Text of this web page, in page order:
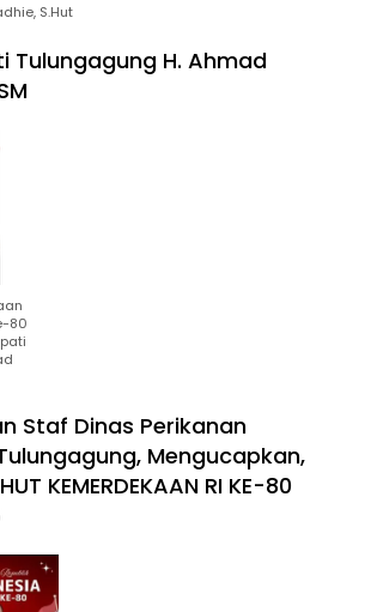
S.Hut
Tulungagung H. Ahmad
80
Staf Dinas Perikanan
Mengucapkan,
KEMERDEKAAN RI KE-80